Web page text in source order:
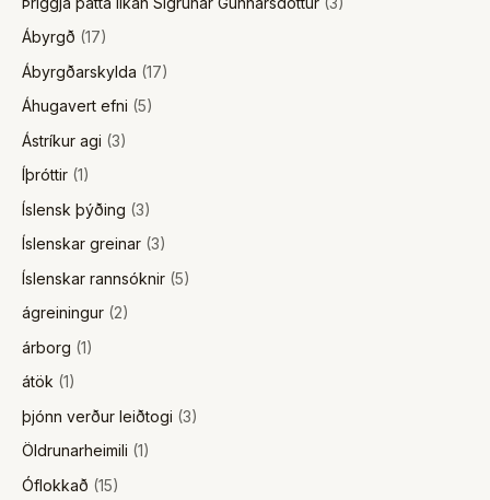
Ábyrgð (17)
Ábyrgðarskylda (17)
Áhugavert efni (5)
Ástríkur agi (3)
Íþróttir (1)
Íslensk þýðing (3)
Íslenskar greinar (3)
Íslenskar rannsóknir (5)
ágreiningur (2)
árborg (1)
átök (1)
þjónn verður leiðtogi (3)
Öldrunarheimili (1)
Óflokkað (15)